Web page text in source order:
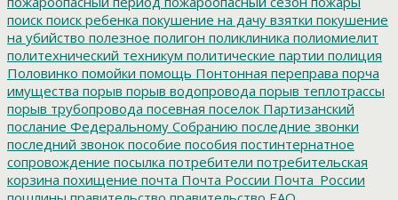
поиск поиск ребенка покушение на дачу взятки покушение
на убийство полезное полигон поликлиника полиомиелит
политехнический техникум политические партии полиция
Половинко помойки помощь Понтонная переправа порча
имущества порыв порыв водопровода порыв теплотрассы
порыв трубопровода посевная поселок Партизанский
послание Федеральному Собранию последние звонки
последний звонок пособие пособия постинтернатное
сопровождение посылка потребители потребительская
корзина похищение почта Почта России Почта_России